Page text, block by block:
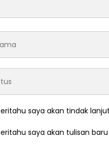
saya akan tindak
saya akan tulisan